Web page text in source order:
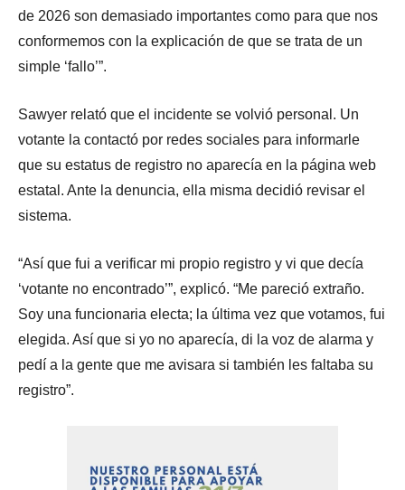
de 2026 son demasiado importantes como para que nos
conformemos con la explicación de que se trata de un
simple ‘fallo’”.
Sawyer relató que el incidente se volvió personal. Un
votante la contactó por redes sociales para informarle
que su estatus de registro no aparecía en la página web
estatal. Ante la denuncia, ella misma decidió revisar el
sistema.
“Así que fui a verificar mi propio registro y vi que decía
‘votante no encontrado’”, explicó. “Me pareció extraño.
Soy una funcionaria electa; la última vez que votamos, fui
elegida. Así que si yo no aparecía, di la voz de alarma y
pedí a la gente que me avisara si también les faltaba su
registro”.